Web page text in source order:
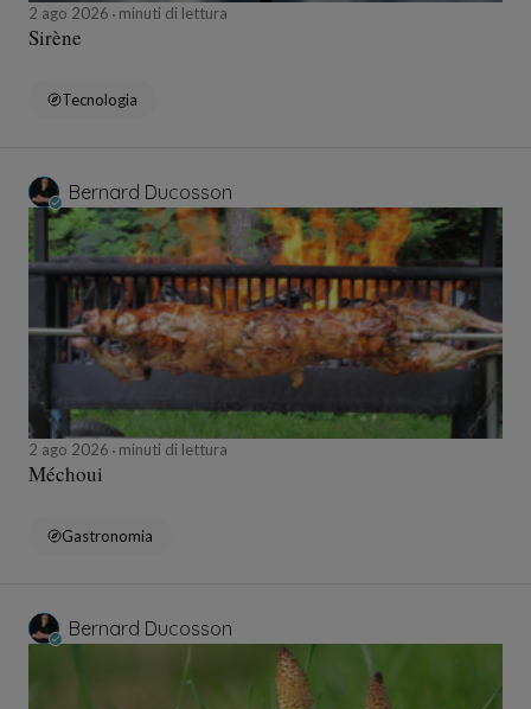
2 ago 2026 minuti di lettura
Sirène
Tecnologia
Bernard Ducosson
2 ago 2026 minuti di lettura
Méchoui
Gastronomia
Bernard Ducosson